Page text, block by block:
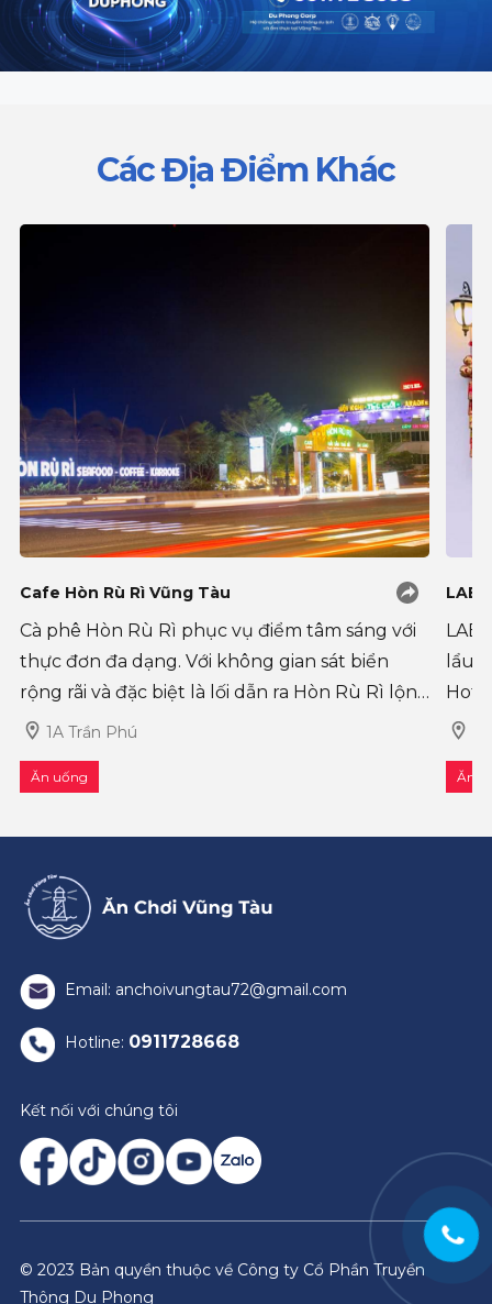
Các Địa Điểm Khác
Cafe Hòn Rù Rì Vũng Tàu
Cà phê Hòn Rù Rì phục vụ điểm tâm sáng với
thực đơn đa dạng. Với không gian sát biển
rộng rãi và đặc biệt là lối dẫn ra Hòn Rù Rì lộng
gió. Lật lại dòng lịch s�
1A Trần Phú
Ăn uống
lẩu
“Ăn
Ăn
Email: anchoivungtau72@gmail.com
Hotline: 0911728668
Kết nối với chúng tôi
© 2023 Bản quyền thuộc về Công ty Cổ Phần Truyền
Thông Du Phong